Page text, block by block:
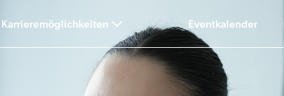
Karrieremöglichkeiten Eventkalender